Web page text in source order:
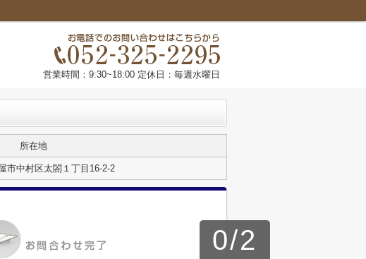
営業時間：9:30~18:00 定休日：毎週水曜日
所在地
市中村区太閤１丁目16-2-2
0/2